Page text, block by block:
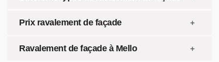
Prix ravalement de façade
Ravalement de façade à Mello